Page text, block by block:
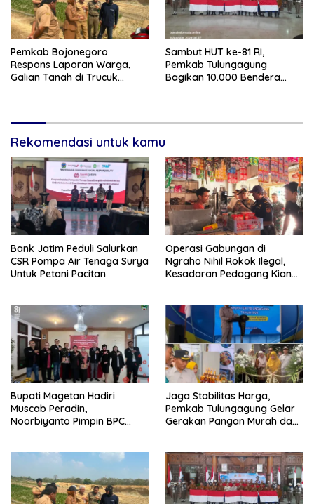
Pemkab Bojonegoro
Respons Laporan Warga,
Galian Tanah di Trucuk
Sambut HUT ke-81 RI,
Pemkab Tulungagung
Bagikan 10.000 Bendera
Rekomendasi untuk kamu
Bank Jatim Peduli Salurkan
CSR Pompa Air Tenaga Surya
Untuk Petani Pacitan
Operasi Gabungan di
Ngraho Nihil Rokok Ilegal,
Kesadaran Pedagang Kian
Bupati Magetan Hadiri
Muscab Peradin,
Noorbiyanto Pimpin BPC
Jaga Stabilitas Harga,
Pemkab Tulungagung Gelar
Gerakan Pangan Murah dan